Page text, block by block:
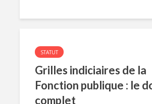
STATUT
Grilles indiciaires de la
Fonction publique : le
complet